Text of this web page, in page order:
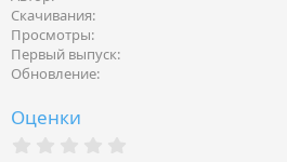
Скачивания
Просмотры
Первый выпуск
Обновление
Оценки